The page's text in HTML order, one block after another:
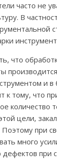
часто не
В
что
производится
и
к тому, что
количество
цели,
Поэтому при
много
при